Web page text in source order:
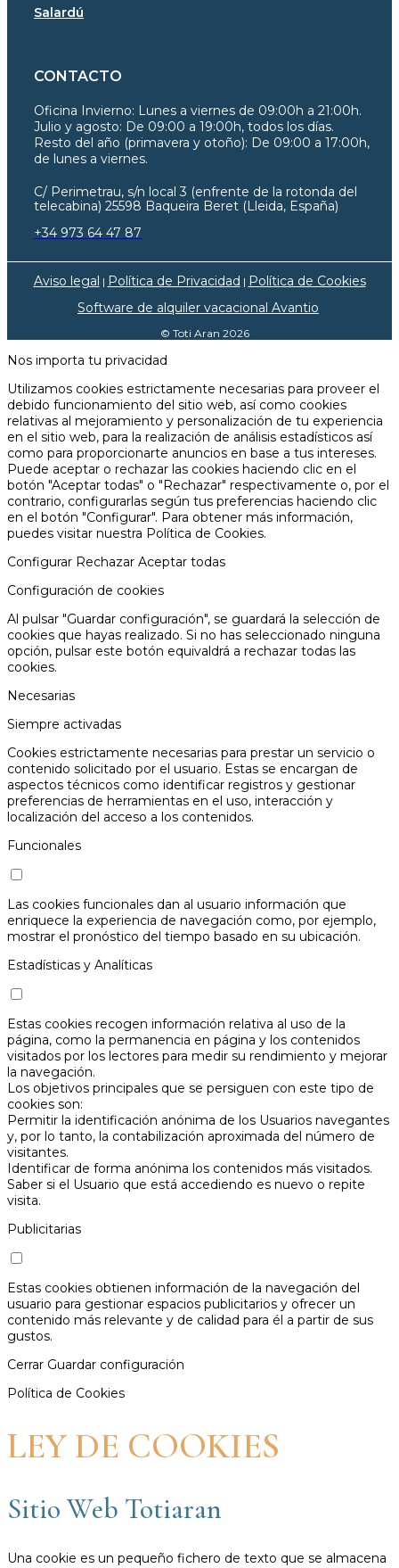
Salardú
CONTACTO
Oficina Invierno: Lunes a viernes de 09:00h a 21:00h.
Julio y agosto: De 09:00 a 19:00h, todos los días.
Resto del año (primavera y otoño): De 09:00 a 17:00h,
de lunes a viernes.
C/ Perimetrau, s/n local 3 (enfrente de la rotonda del
telecabina) 25598 Baqueira Beret (Lleida, España)
+34 973 64 47 87
Aviso legal | Política de Privacidad | Política de Cookies
Software de alquiler vacacional Avantio
© Toti Aran 2026
Nos importa tu privacidad
Utilizamos cookies estrictamente necesarias para proveer el
debido funcionamiento del sitio web, así como cookies
relativas al mejoramiento y personalización de tu experiencia
en el sitio web, para la realización de análisis estadísticos así
como para proporcionarte anuncios en base a tus intereses.
Puede aceptar o rechazar las cookies haciendo clic en el
botón "Aceptar todas" o "Rechazar" respectivamente o, por el
contrario, configurarlas según tus preferencias haciendo clic
en el botón "Configurar". Para obtener más información,
puedes visitar nuestra Política de Cookies.
Configurar Rechazar Aceptar todas
Configuración de cookies
Al pulsar "Guardar configuración", se guardará la selección de
cookies que hayas realizado. Si no has seleccionado ninguna
opción, pulsar este botón equivaldrá a rechazar todas las
cookies.
Necesarias
Siempre activadas
Cookies estrictamente necesarias para prestar un servicio o
contenido solicitado por el usuario. Estas se encargan de
aspectos técnicos como identificar registros y gestionar
preferencias de herramientas en el uso, interacción y
localización del acceso a los contenidos.
Funcionales
Las cookies funcionales dan al usuario información que
enriquece la experiencia de navegación como, por ejemplo,
mostrar el pronóstico del tiempo basado en su ubicación.
Estadísticas y Analíticas
Estas cookies recogen información relativa al uso de la
página, como la permanencia en página y los contenidos
visitados por los lectores para medir su rendimiento y mejorar
la navegación.
Los objetivos principales que se persiguen con este tipo de
cookies son:
Permitir la identificación anónima de los Usuarios navegantes
y, por lo tanto, la contabilización aproximada del número de
visitantes.
Identificar de forma anónima los contenidos más visitados.
Saber si el Usuario que está accediendo es nuevo o repite
visita.
Publicitarias
Estas cookies obtienen información de la navegación del
usuario para gestionar espacios publicitarios y ofrecer un
contenido más relevante y de calidad para él a partir de sus
gustos.
Cerrar Guardar configuración
Política de Cookies
LEY DE COOKIES
Sitio Web Totiaran
Una cookie es un pequeño fichero de texto que se almacena